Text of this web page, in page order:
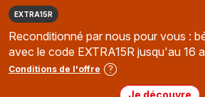
EXTRA15R
Reconditionné par nous pour vous :
avec le code EXTRA15R jusqu'au 16
Conditions de l'offre
Je découvre